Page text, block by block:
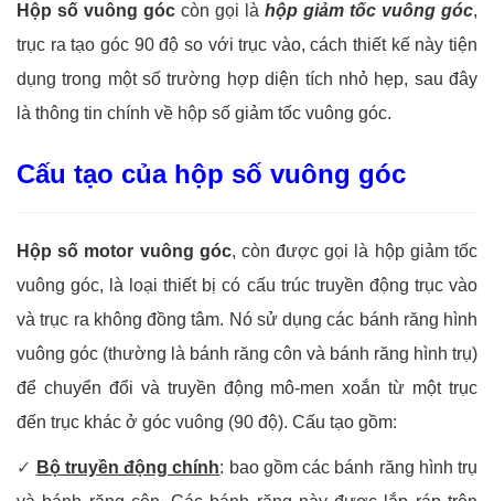
Hộp số vuông góc còn gọi là hộp giảm tốc vuông góc,
trục ra tạo góc 90 độ so với trục vào, cách thiết kế này tiện
dụng trong một số trường hợp diện tích nhỏ hẹp, sau đây
là thông tin chính về hộp số giảm tốc vuông góc.
Cấu tạo của hộp số vuông góc
Hộp số motor vuông góc, còn được gọi là hộp giảm tốc
vuông góc, là loại thiết bị có cấu trúc truyền động trục vào
và trục ra không đồng tâm. Nó sử dụng các bánh răng hình
vuông góc (thường là bánh răng côn và bánh răng hình trụ)
để chuyển đổi và truyền động mô-men xoắn từ một trục
đến trục khác ở góc vuông (90 độ). Cấu tạo gồm:
✓ Bộ truyền động chính: bao gồm các bánh răng hình trụ